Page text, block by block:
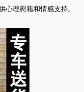
心理慰藉和情感支持。